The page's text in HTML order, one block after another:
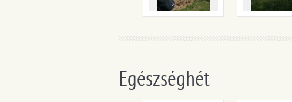
Egészséghét